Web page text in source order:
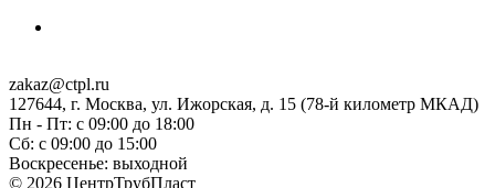
zakaz@ctpl.ru
127644, г. Москва, ул. Ижорская, д. 15 (78-й километр МКАД)
Пн - Пт: с 09:00 до 18:00
Сб: с 09:00 до 15:00
Воскресенье: выходной
© 2026 ЦентрТрубПласт